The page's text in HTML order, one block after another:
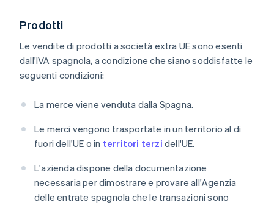
Prodotti
Le vendite di prodotti a società extra UE sono esenti
dall'IVA spagnola, a condizione che siano soddisfatte le
seguenti condizioni:
La merce viene venduta dalla Spagna.
Le merci vengono trasportate in un territorio al di
fuori dell'UE o in territori terzi dell'UE.
L'azienda dispone della documentazione
necessaria per dimostrare e provare all'Agenzia
delle entrate spagnola che le transazioni sono